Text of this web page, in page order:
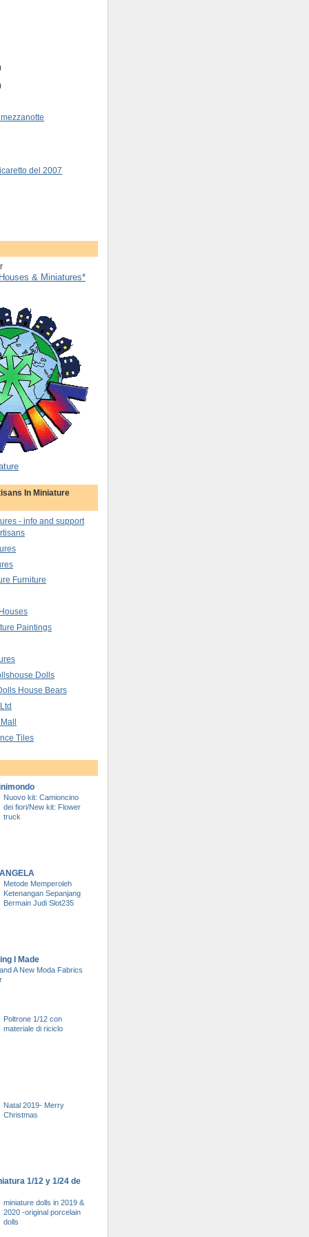
del 2007
& Miniatures*
In Miniature
- info and support
Furniture
Paintings
Dolls
House Bears
Tiles
Nuovo kit: Camioncino
dei fiori/New kit: Flower
truck
Metode Memperoleh
Ketenangan Sepanjang
Bermain Judi Slot235
I Made
A New Moda Fabrics
Poltrone 1/12 con
materiale di riciclo
Natal 2019- Merry
Christmas
1/12 y 1/24 de
miniature dolls in 2019 &
2020 -original porcelain
dolls